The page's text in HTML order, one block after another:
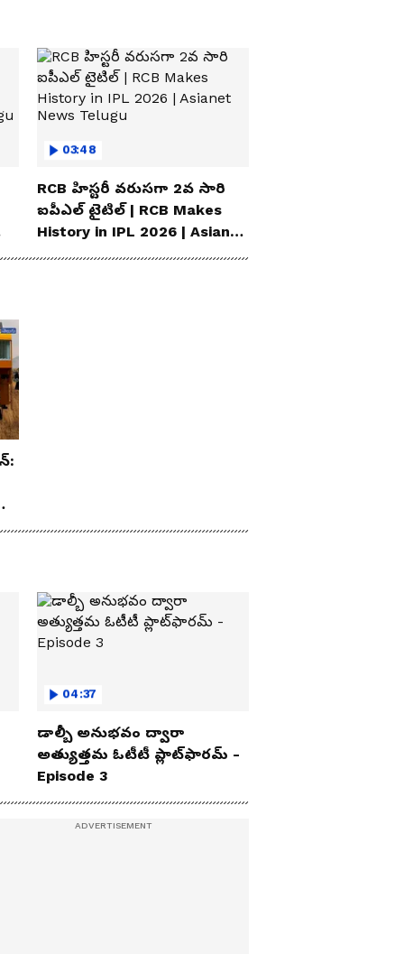
03:48
RCB హిస్టరీ వరుసగా 2వ సారి
ఐపీఎల్ టైటిల్ | RCB Makes
History in IPL 2026 | Asianet
News Telugu
04:37
డాల్బీ అనుభవం ద్వారా
అత్యుత్తమ ఓటీటీ ప్లాట్‌ఫారమ్ -
Episode 3